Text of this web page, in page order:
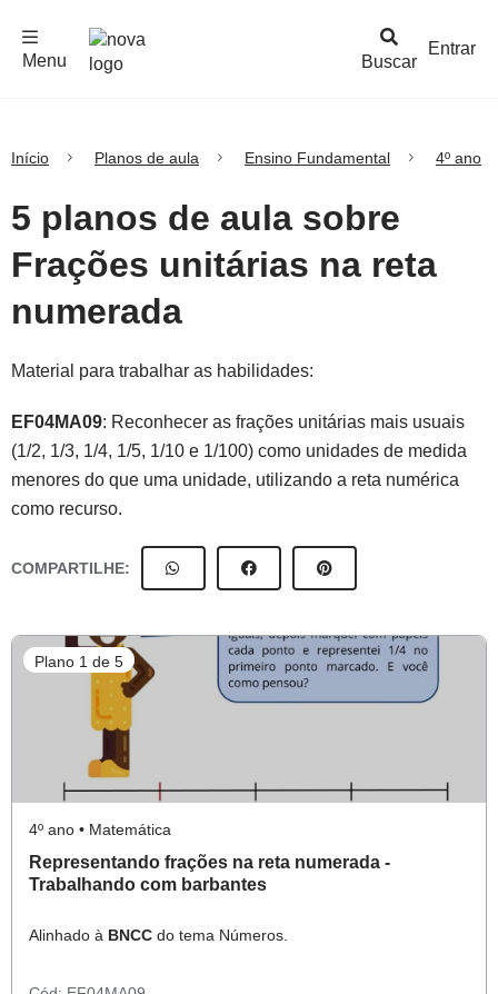
Buscar
Menu
Entrar
Início Planos de aula Ensino Fundamental 4º ano
5 planos de aula sobre
Frações unitárias na reta
numerada
Material para trabalhar as habilidades:
EF04MA09: Reconhecer as frações unitárias mais usuais
(1/2, 1/3, 1/4, 1/5, 1/10 e 1/100) como unidades de medida
menores do que uma unidade, utilizando a reta numérica
como recurso.
COMPARTILHE:
Plano 1 de 5
4º ano • Matemática
Representando frações na reta numerada -
Trabalhando com barbantes
Alinhado à BNCC do tema Números.